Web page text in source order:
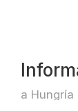
a Hungría